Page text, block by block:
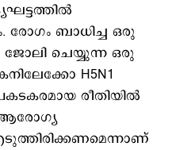
രോഗം ബാധിച്ച ഒരു
ജോലി ചെയ്യുന്ന ഒരു
H5N1
രീതിയിൽ
ആരോ​ഗ്യ